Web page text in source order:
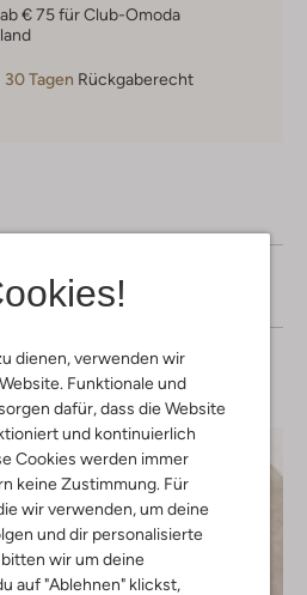
dienen, verwenden wir
Funktionale und
dafür, dass die Website
und kontinuierlich
Cookies werden immer
keine Zustimmung. Für
wir verwenden, um deine
und dir personalisierte
wir um deine
auf "Ablehnen" klickst,
ab € 75 für Club-Omoda
30 Tagen Rückgaberecht
Look